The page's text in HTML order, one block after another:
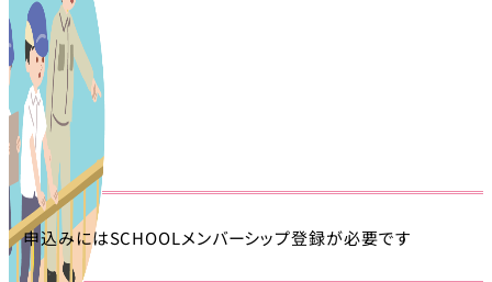
申込みにはSCHOOLメンバーシップ登録が必要です